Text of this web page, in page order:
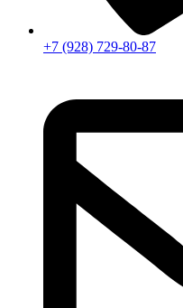
+7 (928) 729-80-87